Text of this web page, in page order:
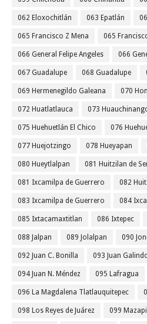
062 Eloxochitlán 063 Epatlán
065 Francisco Z Mena 065
066 General Felipe Angeles 066
067 Guadalupe 068 Guadalupe
069 Hermenegildo Galeana 070
072 Huatlatlauca 073
075 Huehuetlán El Chico 076
077 Huejotzingo 078 Hueyapan
080 Hueytlalpan 081 Huitzilan de
081 Ixcamilpa de Guerrero 082
083 Ixcamilpa de Guerrero 084
085 Ixtacamaxtitlan 086 Ixtepec
088 Jalpan 089 Jolalpan 090
092 Juan C. Bonilla 093 Juan
094 Juan N. Méndez 095 Lafragua
096 La Magdalena Tlatlauquitepec
098 Los Reyes de Juárez 099